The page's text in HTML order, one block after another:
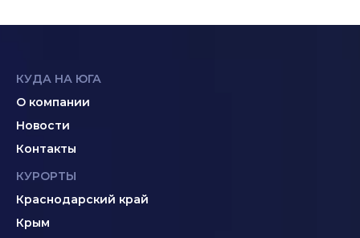
КУДА НА ЮГА
О компании
Новости
Контакты
КУРОРТЫ
Краснодарский край
Крым